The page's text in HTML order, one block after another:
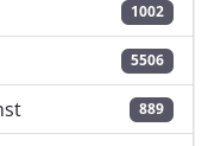
1002
5506
889